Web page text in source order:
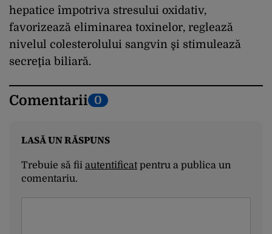
hepatice împotriva stresului oxidativ,
favorizează eliminarea toxinelor, reglează
nivelul colesterolului sangvin şi stimulează
secreţia biliară.
Comentarii 0
LASĂ UN RĂSPUNS
Trebuie să fii autentificatpentru a publica un
comentariu.